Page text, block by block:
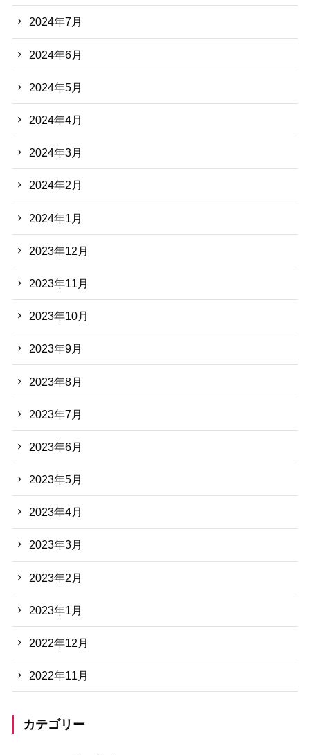
2024年7月
2024年6月
2024年5月
2024年4月
2024年3月
2024年2月
2024年1月
2023年12月
2023年11月
2023年10月
2023年9月
2023年8月
2023年7月
2023年6月
2023年5月
2023年4月
2023年3月
2023年2月
2023年1月
2022年12月
2022年11月
カテゴリー